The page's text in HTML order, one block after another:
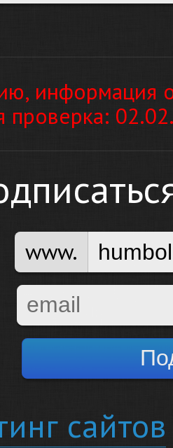
информация
проверка:
www.
сайтов